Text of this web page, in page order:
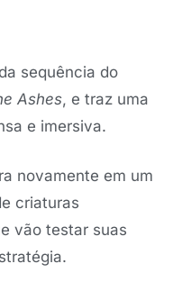
sequência do
Ashes, e traz uma
e imersiva.
novamente em um
criaturas
vão testar suas